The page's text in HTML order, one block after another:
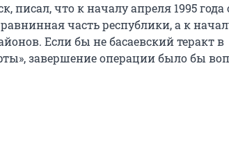
писал, что к началу апреля 1995 года
часть республики, а к
Если бы не басаевский теракт в
завершение операции было бы